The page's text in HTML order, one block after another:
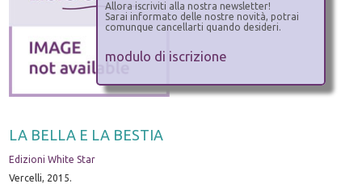
LA BELLA E LA BESTIA
Edizioni White Star
Vercelli, 2015.
Allora iscriviti alla nostra newsletter!
Sarai informato delle nostre novità, potrai
comunque cancellarti quando desideri.
modulo di iscrizione